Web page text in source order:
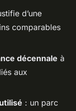
d’une
comparables
décennale à
aux
: un parc